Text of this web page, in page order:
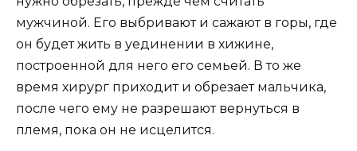
мужчиной. Его выбривают и сажают в горы, где
он будет жить в уединении в хижине,
построенной для него его семьей. В то же
время хирург приходит и обрезает мальчика,
после чего ему не разрешают вернуться в
племя, пока он не исцелится.